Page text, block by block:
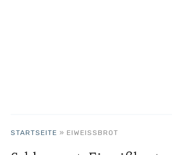
STARTSEITE » EIWEISSBROT